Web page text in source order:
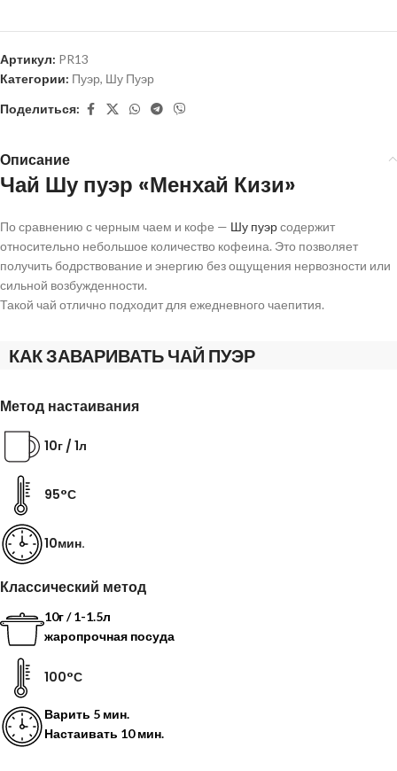
Артикул: PR13
Категории: Пуэр, Шу Пуэр
Поделиться:
Описание
Чай Шу пуэр «Менхай Кизи»
По сравнению с черным чаем и кофе — Шу пуэрсодержит
относительно небольшое количество кофеина. Это позволяет
получить бодрствование и энергию без ощущения нервозности или
сильной возбужденности.
Такой чай отлично подходит для ежедневного чаепития.
КАК ЗАВАРИВАТЬ ЧАЙ ПУЭР
Метод настаивания
10г / 1л
95°С
10мин.
Классический метод
10г / 1-1.5л
жаропрочная посуда
100°С
Варить 5 мин.
Настаивать 10 мин.